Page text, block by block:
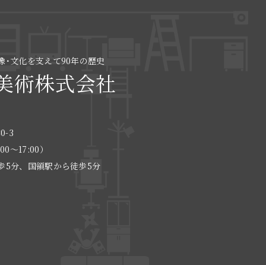
･文化を支えて90年の歴史
術株式会社
3
〜17:00）
分、国領駅から徒歩5分